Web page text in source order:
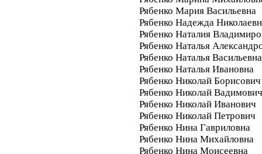
Рябенко Мария Васильевна
Рябенко Надежда
Рябенко Наталия
Рябенко Наталья
Рябенко Наталья Васильевна
Рябенко Наталья Ивановна
Рябенко Николай Борисович
Рябенко Николай Вадимович
Рябенко Николай Иванович
Рябенко Николай Петрович
Рябенко Нина Гавриловна
Рябенко Нина Михайловна
Рябенко Нина Моисеевна